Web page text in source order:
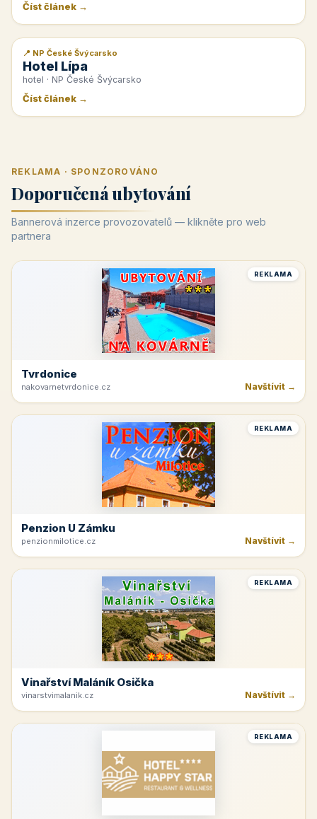
Číst článek →
📰 PR článek
📍 NP České Švýcarsko
Hotel Lípa
hotel · NP České Švýcarsko
Číst článek →
REKLAMA · SPONZOROVÁNO
Doporučená ubytování
Bannerová inzerce provozovatelů — klikněte pro web
partnera
REKLAMA
Tvrdonice
nakovarnetvrdonice.cz Navštívit →
REKLAMA
Penzion U Zámku
penzionmilotice.cz Navštívit →
REKLAMA
Vinařství Maláník Osička
vinarstvimalanik.cz Navštívit →
REKLAMA